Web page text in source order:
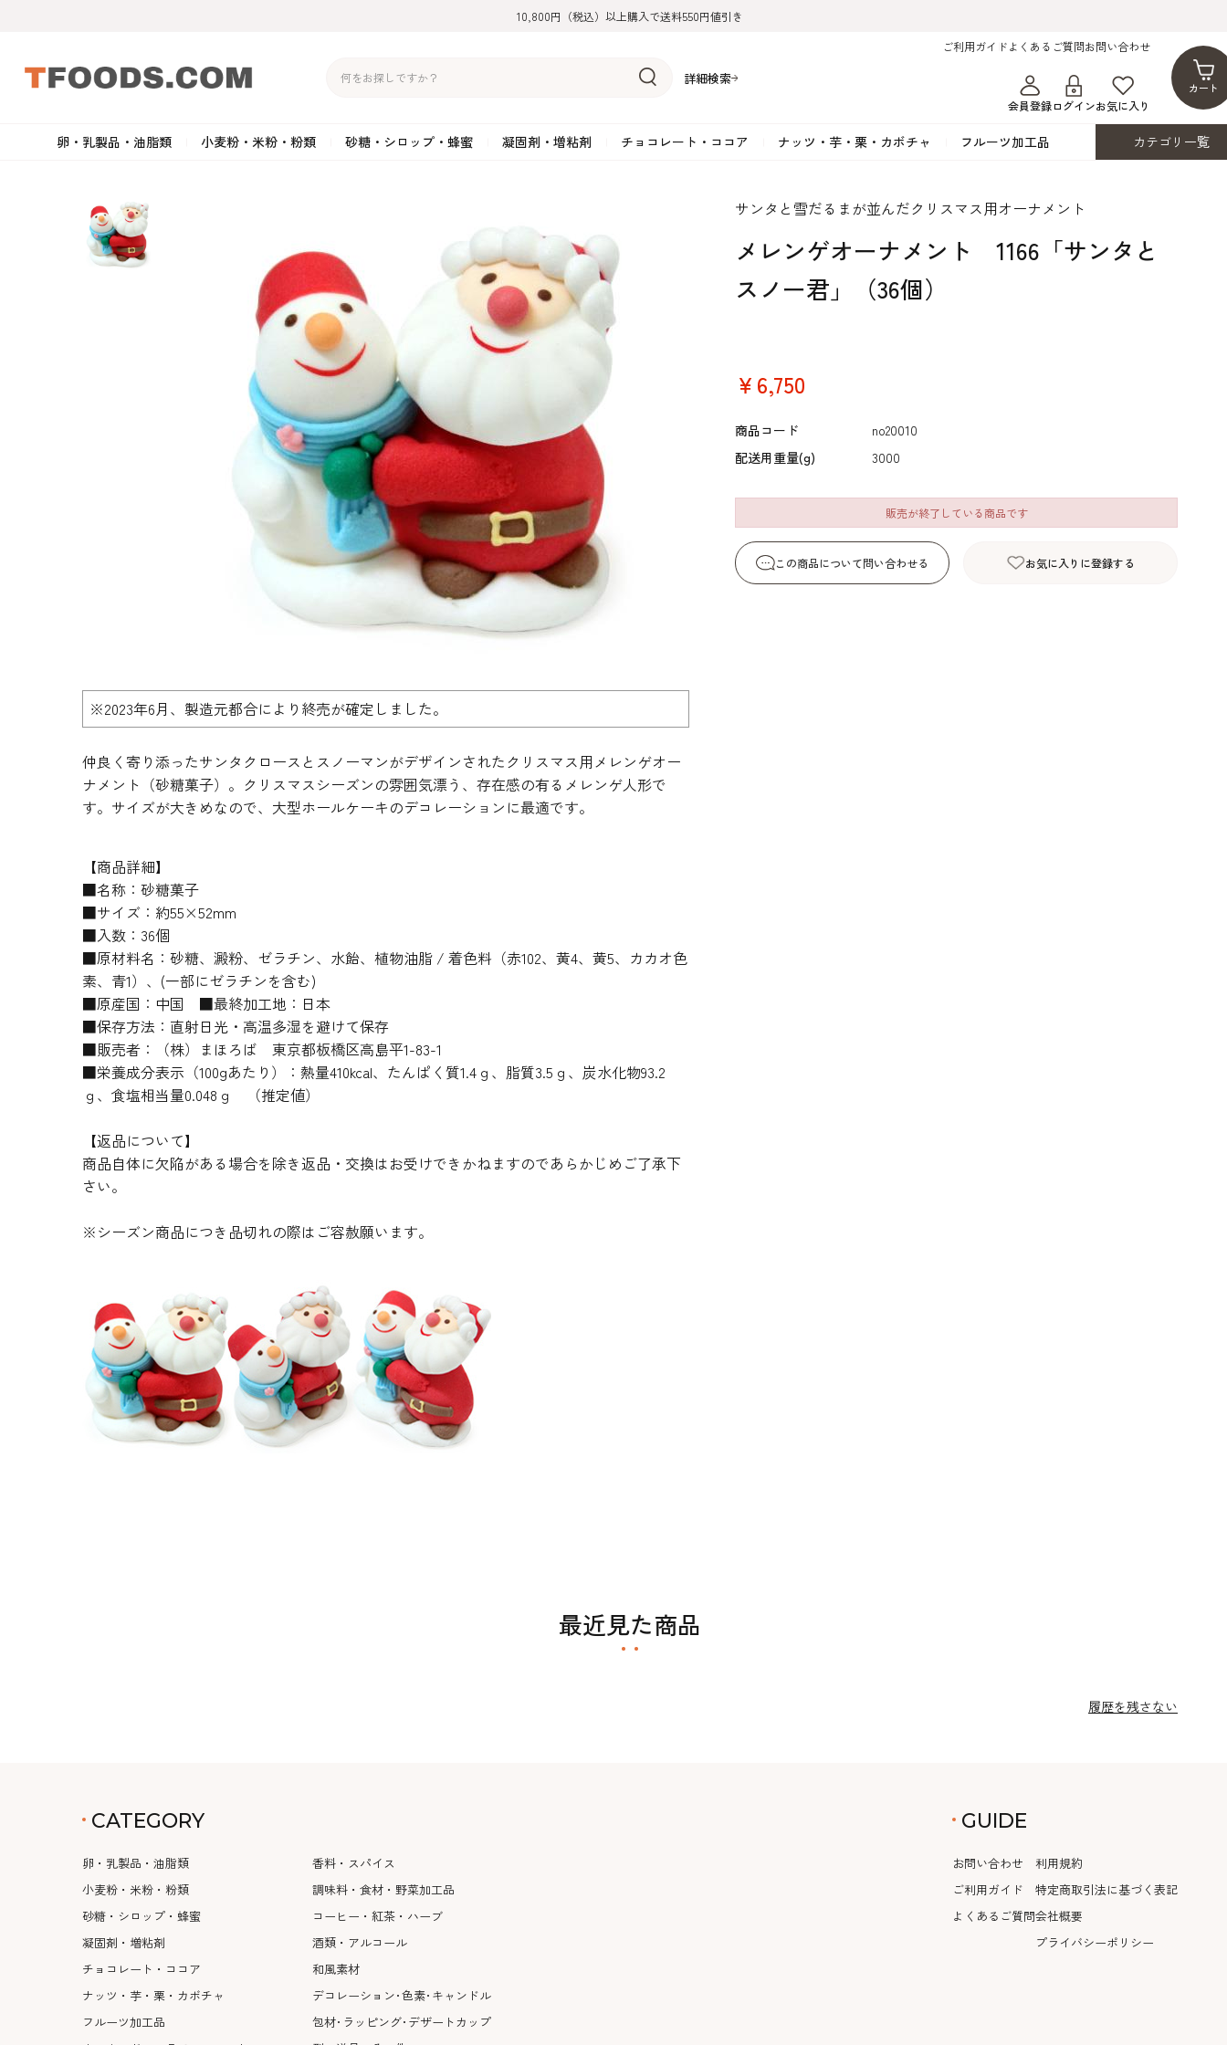
10,800円（税込）以上購入で送料550円値引き
詳細検索
ご利用ガイドよくあるご質問お問い合わせ
会員登録ログインお気に入り
カート
卵・乳製品・油脂類
マーガリン
クリームチーズ
卵黄・卵白
ショートニング
小麦粉・米粉・粉類
薄力粉
全粒粉・ライ麦粉・セモリナ粉
雑穀類
でんぷん粉
砂糖・シロップ・蜂蜜
黒糖・ブラウンシュガー
カラメル加工品
水飴・転化糖・フォンダン
メープル・モラセス
シロップ・ソース
蜂蜜・蜜蝋
ワッフルシュガー
その他の砂糖類
凝固剤・増粘剤
寒天
アガー
増粘剤・安定剤
チョコレート・ココア
スイートチョコレート
ホワイトチョコレート
ガナッシュ用チョコレート
フレーバーチョコレート
カカオマス・カカオバター
デコレーション用
バトンショコラ
ナッツ・芋・栗・カボチャ
ピスタチオ
ヘーゼルナッツ
ポテト・芋
その他のナッツ・シード
フルーツ加工品
フルーツピール
フルーツホール・カット
ジャム・ソース・ペースト
フリーズドライ
シロップ漬け・水煮
フルーツゼスト
カテゴリ一覧
小麦粉・米粉・粉類
砂糖・シロップ・蜂
蜜
凝固剤・増粘剤
チョコレート・ココ
ナッツ・芋・栗・カ
ボチャ
フルーツ加工品
調味料・食材・野菜
加工品
コーヒー・紅茶・ハ
ーブ
酒類・アルコール 和風素材
デコレーション･色
※2023年6月、製造元都合により終売が確定しました。
仲良く寄り添ったサンタクロースとスノーマンがデザインされたクリスマス用メレンゲオー
ナメント（砂糖菓子）。クリスマスシーズンの雰囲気漂う、存在感の有るメレンゲ人形で
す。サイズが大きめなので、大型ホールケーキのデコレーションに最適です。
【商品詳細】
■名称：砂糖菓子
■サイズ：約55×52mm
■入数：36個
■原材料名：砂糖、澱粉、ゼラチン、水飴、植物油脂 / 着色料（赤102、黄4、黄5、カカオ色
素、青1）、(一部にゼラチンを含む)
■原産国：中国 ■最終加工地：日本
■保存方法：直射日光・高温多湿を避けて保存
■販売者：（株）まほろば 東京都板橋区高島平1-83-1
■栄養成分表示（100gあたり）：熱量410kcal、たんぱく質1.4ｇ、脂質3.5ｇ、炭水化物93.2
ｇ、食塩相当量0.048ｇ （推定値）
【返品について】
商品自体に欠陥がある場合を除き返品・交換はお受けできかねますのであらかじめご了承下
さい。
※シーズン商品につき品切れの際はご容赦願います。
サンタと雪だるまが並んだクリスマス用オーナメント
メレンゲオーナメント 1166「サンタと
スノー君」（36個）
￥6,750
商品コード
no20010
配送用重量(g)
3000
販売が終了している商品です
この商品について問い合わせる お気に入りに登録する
最近見た商品
履歴を残さない
CATEGORY
卵・乳製品・油脂類
小麦粉・米粉・粉類
砂糖・シロップ・蜂蜜
凝固剤・増粘剤
チョコレート・ココア
ナッツ・芋・栗・カボチャ
フルーツ加工品
香料・スパイス
調味料・食材・野菜加工品
コーヒー・紅茶・ハーブ
酒類・アルコール
和風素材
デコレーション･色素･キャンドル
包材･ラッピング･デザートカップ
GUIDE
お問い合わせ
ご利用ガイド
よくあるご質問
利用規約
特定商取引法に基づく表記
会社概要
プライバシーポリシー